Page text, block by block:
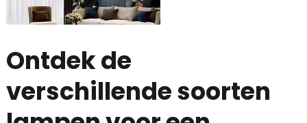
Ontdek de
verschillende soorten